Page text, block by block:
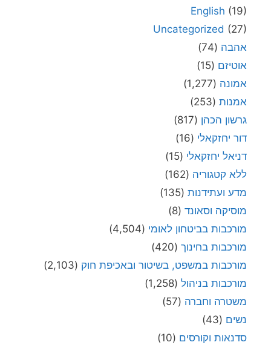
English (19)
Uncategorized (27)
אהבה (74)
אוטיזם (15)
אמונה (1,277)
אמנות (253)
גרשון הכהן (817)
דור יחזקאלי (16)
דניאל יחזקאלי (15)
ללא קטגוריה (162)
מדע ועתידנות (135)
מוסיקה וסאונד (8)
מורכבות בביטחון לאומי (4,504)
מורכבות בחינוך (420)
מורכבות במשפט, בשיטור ובאכיפת חוק (2,103)
מורכבות בניהול (1,258)
משטרה וחברה (57)
נשים (43)
סדנאות וקורסים (10)